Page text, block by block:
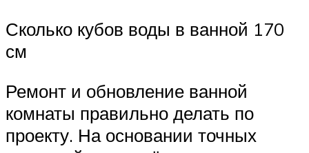
Сколько кубов воды в ванной 170
см
Ремонт и обновление ванной
комнаты правильно делать по
проекту. На основании точных